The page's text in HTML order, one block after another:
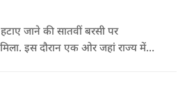
जाने की सातवीं बरसी पर
इस दौरान एक ओर जहां राज्य में